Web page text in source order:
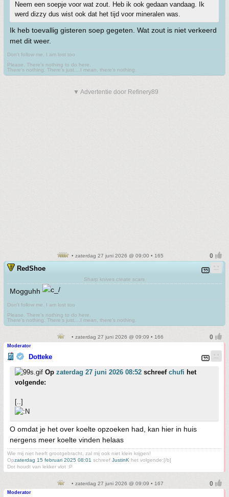
Neem een soepje voor wat zout. Heb ik ook gedaan vandaag. Ik
werd dizzy dus wist ook dat het tijd voor mineralen was.
Ik heb toevallig gisteren soep gegeten. Wat zout is niet verkeerd
met dit weer.
Don't follow me. I am lost too
Please. There's nothing to do here.
There's nothing. There's just....I mean, there's nothing.
▼ Advertentie door Refinery89
• zaterdag 27 juni 2026 @ 09:00 • 165
RedShoe
Sharp knives create scars
Mogguhh
Don't follow me. I am lost too
Please. There's nothing to do here.
There's nothing. There's just....I mean, there's nothing.
• zaterdag 27 juni 2026 @ 09:09 • 166
Moderator
Dotteke
Op zaterdag 27 juni 2026 08:52 schreef chufi het
volgende:
[..]
O omdat je het over koelte opzoeken had, kan hier in huis
nergens meer koelte vinden helaas
Wie mij niet heeft grootgebracht, zal mij ook niet klein krijgen!
Opzaterdag 15 februari 2025 08:01 schreef JustinK het volgende:[/b]
Dot houdt van lekker vlot :P
• zaterdag 27 juni 2026 @ 09:09 • 167
Moderator